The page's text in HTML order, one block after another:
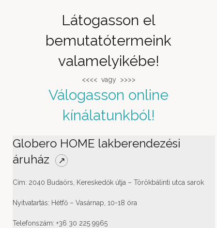
Látogasson el
bemutatótermeink
valamelyikébe!
<<<< vagy >>>>
Válogasson online
kínálatunkból!
Globero HOME lakberendezési
áruház
↗
Cím: 2040 Budaörs, Kereskedők útja – Törökbálinti utca sarok
Nyitvatartás: Hétfő – Vasárnap, 10-18 óra
Telefonszám: +36 30 225 9965